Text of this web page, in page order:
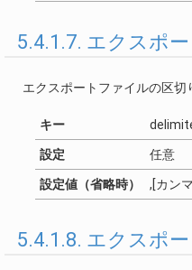
5.4.1.7. エクスポ
エクスポートファイルの区切
キー
設定 任意
設定値（省略時） ,[カン
5.4.1.8. エクスポ